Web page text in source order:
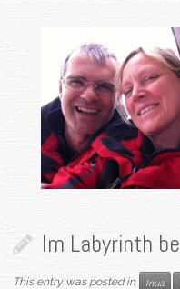
Im Labyrinth
This entry was posted in Inua